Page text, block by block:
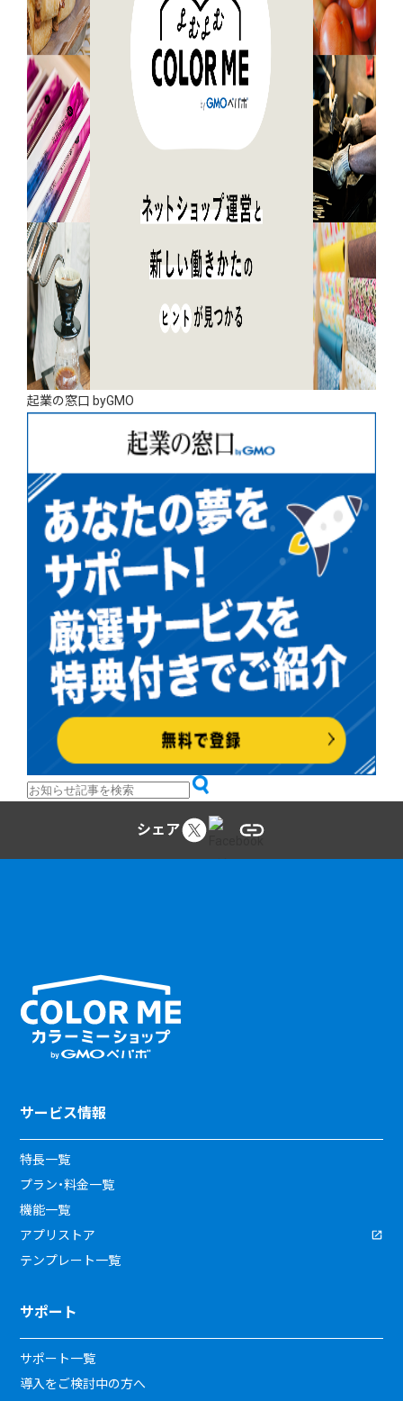
起業の窓口 byGMO
シェア
サービス情報
特長一覧
プラン・料金一覧
機能一覧
アプリストア
テンプレート一覧
サポート
サポート一覧
導入をご検討中の方へ